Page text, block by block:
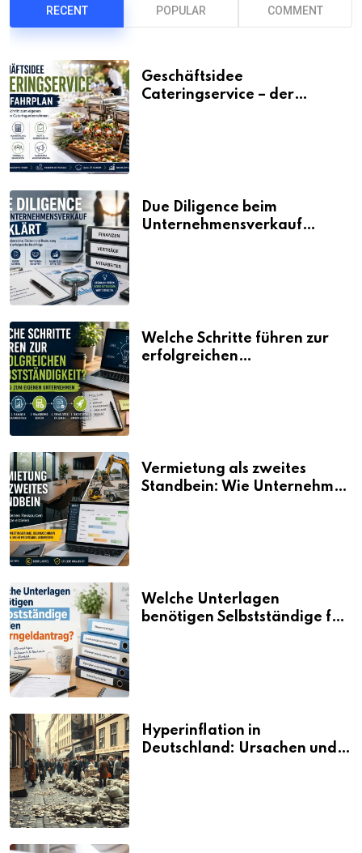
RECENT POPULAR COMMENT
Geschäftsidee
Cateringservice – der
Due Diligence beim
Unternehmensverkauf
Welche Schritte führen zur
erfolgreichen
Vermietung als zweites
Standbein: Wie Unternehmen
Welche Unterlagen
benötigen Selbstständige für
Hyperinflation in
Deutschland: Ursachen und